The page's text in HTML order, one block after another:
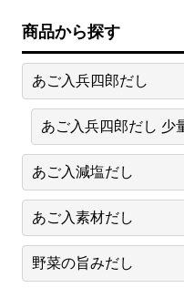
商品から探す
あご入兵四郎だし
あご入兵四郎だし 少
あご入減塩だし
あご入素材だし
野菜の旨みだし